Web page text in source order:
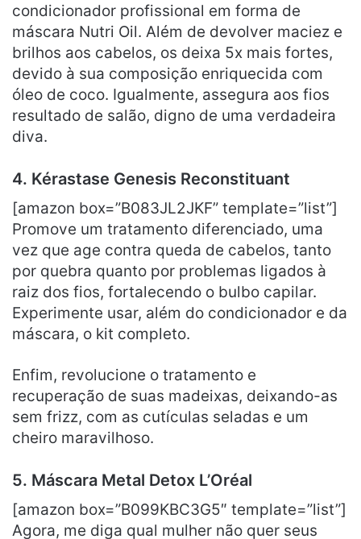
condicionador profissional em forma de
máscara Nutri Oil. Além de devolver maciez e
brilhos aos cabelos, os deixa 5x mais fortes,
devido à sua composição enriquecida com
óleo de coco. Igualmente, assegura aos fios
resultado de salão, digno de uma verdadeira
diva.
4. Kérastase Genesis Reconstituant
[amazon box=”B083JL2JKF” template=”list”]
Promove um tratamento diferenciado, uma
vez que age contra queda de cabelos, tanto
por quebra quanto por problemas ligados à
raiz dos fios, fortalecendo o bulbo capilar.
Experimente usar, além do condicionador e da
máscara, o kit completo.
Enfim, revolucione o tratamento e
recuperação de suas madeixas, deixando-as
sem frizz, com as cutículas seladas e um
cheiro maravilhoso.
5. Máscara Metal Detox L’Oréal
[amazon box=”B099KBC3G5″ template=”list”]
Agora, me diga qual mulher não quer seus